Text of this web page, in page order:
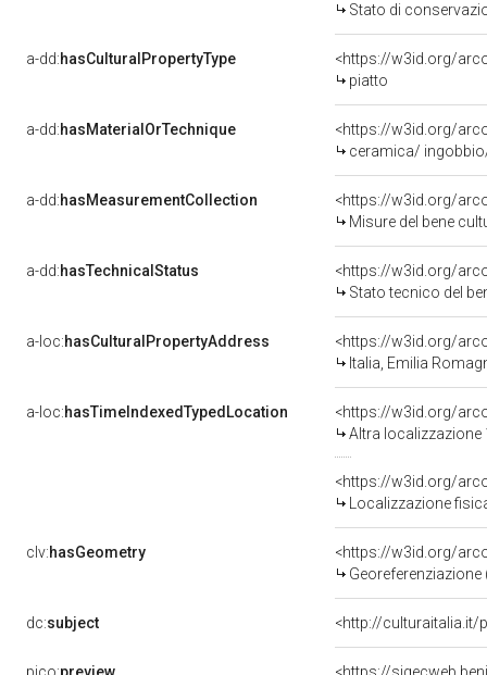
Stato di
a-dd:hasCulturalPropertyType
<https://w3id.org/
piatto
a-dd:hasMaterialOrTechnique
<https://w3id.org/
ceramica/
a-dd:hasMeasurementCollection
<https://w3id.org/
Misure del bene
a-dd:hasTechnicalStatus
<https://w3id.org/
Stato tecnico del
a-loc:hasCulturalPropertyAddress
<https://w3id.org/
Italia, Emilia
a-loc:hasTimeIndexedTypedLocation
<https://w3id.org/
Altra localizzazione
<https://w3id.org/
Localizzazione
clv:hasGeometry
<https://w3id.org/
dc:subject <http://culturaitalia.it/